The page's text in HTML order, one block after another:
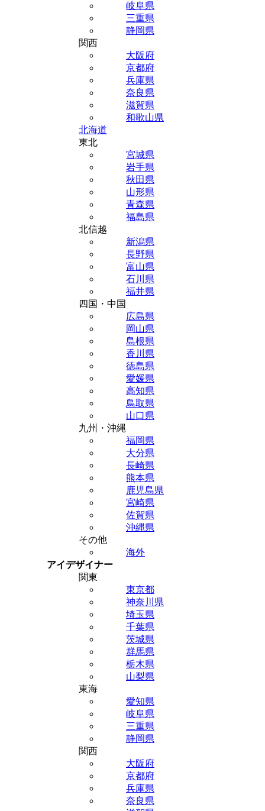
岐阜県
三重県
静岡県
関西
大阪府
京都府
兵庫県
奈良県
滋賀県
和歌山県
北海道
東北
宮城県
岩手県
秋田県
山形県
青森県
福島県
北信越
新潟県
長野県
富山県
石川県
福井県
四国・中国
広島県
岡山県
島根県
香川県
徳島県
愛媛県
高知県
鳥取県
山口県
九州・沖縄
福岡県
大分県
長崎県
熊本県
鹿児島県
宮崎県
佐賀県
沖縄県
その他
海外
アイデザイナー
関東
東京都
神奈川県
埼玉県
千葉県
茨城県
群馬県
栃木県
山梨県
東海
愛知県
岐阜県
三重県
静岡県
関西
大阪府
京都府
兵庫県
奈良県